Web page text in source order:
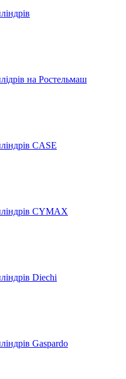
на Ростельмаш
CASE
CYMAX
Diechi
Gaspardo